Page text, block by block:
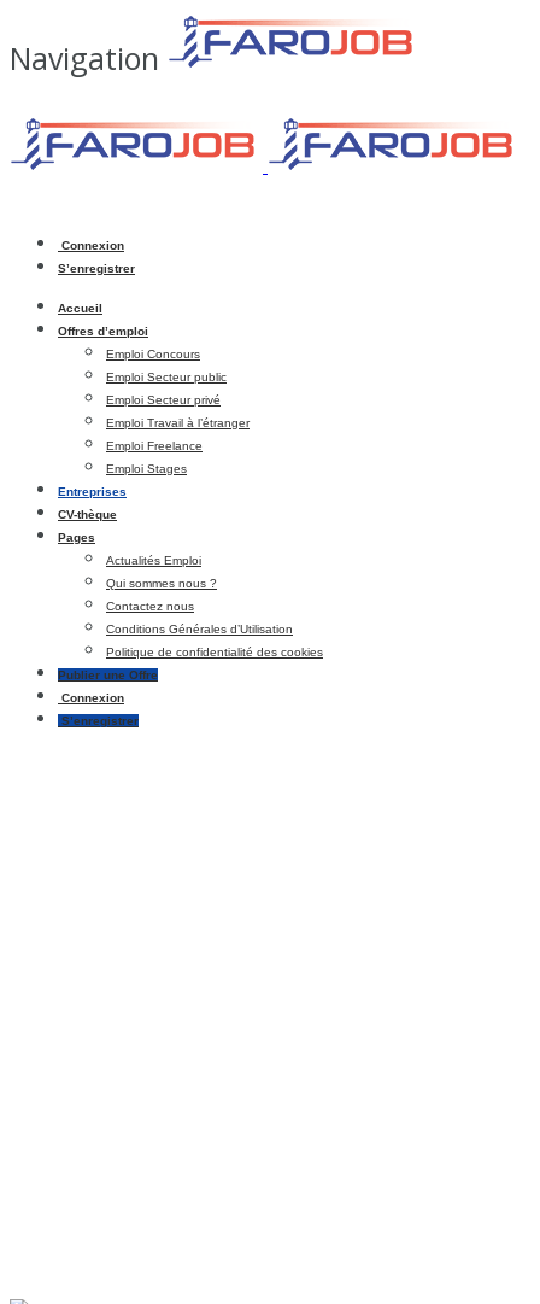
Navigation
Connexion
S’enregistrer
Accueil
Offres d’emploi
Emploi Concours
Emploi Secteur public
Emploi Secteur privé
Emploi Travail à l’étranger
Emploi Freelance
Emploi Stages
Entreprises
CV-thèque
Pages
Actualités Emploi
Qui sommes nous ?
Contactez nous
Conditions Générales d’Utilisation
Politique de confidentialité des cookies
Publier une Offre
Connexion
S’enregistrer